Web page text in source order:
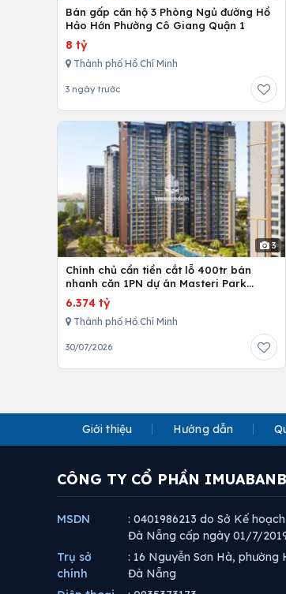
Bán gấp căn hộ 3 Phòng Ngủ đường Hồ
Hảo Hớn Phường Cô Giang Quận 1
8 tỷ
Thành phố Hồ Chí Minh
3 ngày trước
3
Chính chủ cần tiền cắt lỗ 400tr bán
nhanh căn 1PN dự án Masteri Park
Place
6.374 tỷ
Thành phố Hồ Chí Minh
30/07/2026
Giới thiệu Hướng dẫn
CÔNG TY CỔ PHẦN
MSDN
: 0401986213 do Sở Kế
Đà Nẵng cấp ngày 01/7/
Trụ sở
chính
: 16 Nguyễn Sơn Hà, phường
Đà Nẵng